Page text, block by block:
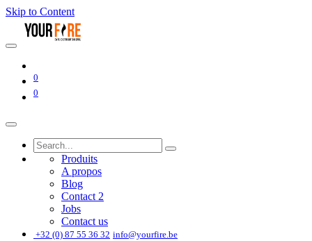
Skip to Content
0
0
Produits
A propos
Blog
Contact 2
Jobs
Contact us
+32 (0) 87 55 36 32 info@yourfire.be